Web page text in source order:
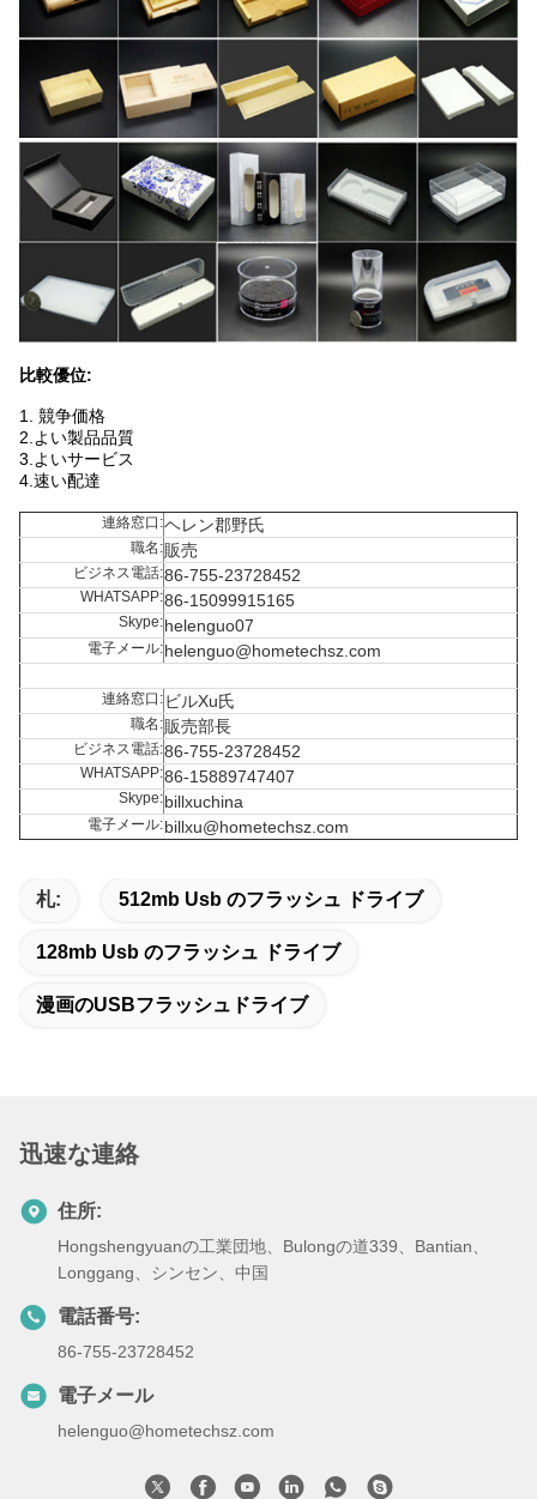
比較優位:
1. 競争価格
2.よい製品品質
3.よいサービス
4.速い配達
連絡窓口:ヘレン郡野氏
職名:販売
ビジネス電話:86-755-23728452
WHATSAPP:86-15099915165
Skype:helenguo07
電子メール:helenguo@hometechsz.com
連絡窓口: ビルXu氏
職名:販売部長
ビジネス電話:86-755-23728452
WHATSAPP:86-15889747407
Skype:billxuchina
電子メール:billxu@hometechsz.com
札: 512mb Usb のフラッシュ ドライブ
128mb Usb のフラッシュ ドライブ
漫画のUSBフラッシュドライブ
迅速な連絡
住所:
Hongshengyuanの工業団地、Bulongの道339、Bantian、
Longgang、シンセン、中国
電話番号:
86-755-23728452
電子メール
helenguo@hometechsz.com